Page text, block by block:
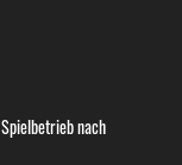
nach